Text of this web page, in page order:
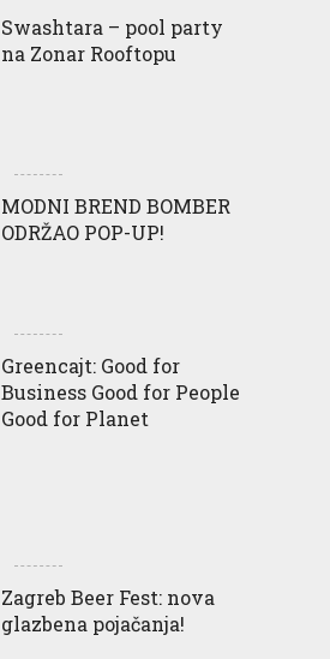
Swashtara – pool party
na Zonar Rooftopu
MODNI BREND BOMBER
ODRŽAO POP-UP!
Greencajt: Good for
Business Good for People
Good for Planet
Zagreb Beer Fest: nova
glazbena pojačanja!